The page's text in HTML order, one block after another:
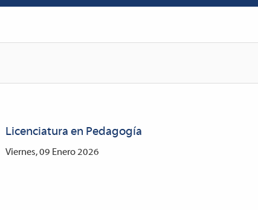
Licenciatura en Pedagogía
Viernes, 09 Enero 2026